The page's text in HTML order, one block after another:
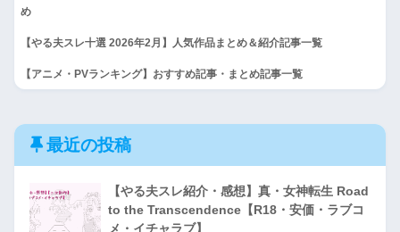
め
【やる夫スレ十選 2026年2月】人気作品まとめ＆紹介記事一覧
【アニメ・PVランキング】おすすめ記事・まとめ記事一覧
最近の投稿
【やる夫スレ紹介・感想】真・女神転生 Road
to the Transcendence【R18・安価・ラブコ
メ・イチャラブ】